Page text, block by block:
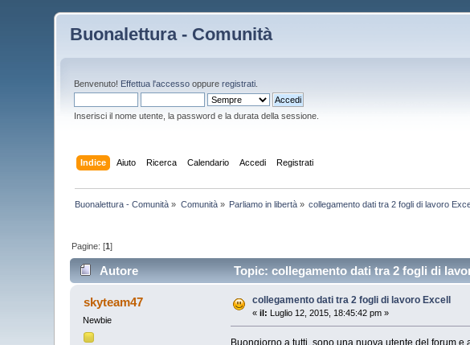
Buonalettura - Comunità
Benvenuto! Effettua l'accesso oppureregistrati
Inserisci il nome utente, la password e la durata della sessione.
Indice Aiuto Ricerca Calendario Accedi Registrati
Buonalettura - Comunità » Comunità» Parliamo in libertà » collegamento dati tra 2 fogli di lavoro
Pagine: [1]
Autore Topic: collegamento dati tra 2 fogli di
skyteam47
Newbie
collegamento dati tra 2 fogli di lavoro Excell
«il: Luglio 12, 2015, 18:45:42 pm »